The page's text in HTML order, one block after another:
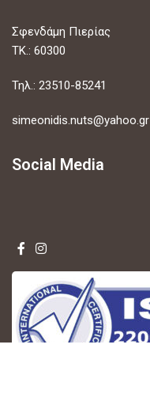
Σφενδάμη Πιερίας
ΤΚ.: 60300
Τηλ.: 23510-85241
simeonidis.nuts@yahoo.gr
Social Media